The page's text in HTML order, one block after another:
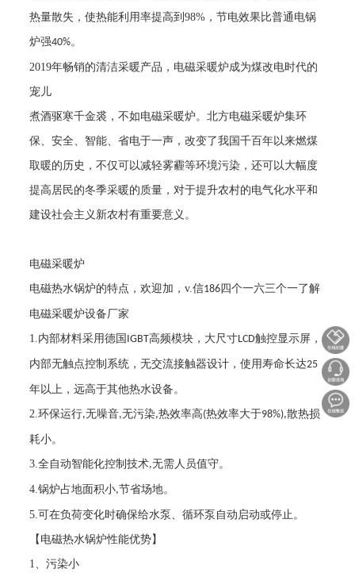
热量散失，使热能利用率提高到98% ，节电效果比普通电锅
炉强40%。
2019年畅销的清洁采暖产品，电磁采暖炉成为煤改电时代的
宠儿
煮酒驱寒千金裘，不如电磁采暖炉。北方电磁采暖炉集环
保、安全、智能、省电于一声，改变了我国千百年以来燃煤
取暖的历史，不仅可以减轻雾霾等环境污染，还可以大幅度
提高居民的冬季采暖的质量，对于提升农村的电气化水平和
建设社会主义新农村有重要意义。
电磁采暖炉
电磁热水锅炉的特点，欢迎加，v.信186四个一六三个一了解
电磁采暖炉设备厂家
1.内部材料采用德国 IGBT高频模块，大尺寸LCD触控显示屏，
内部无触点控制系统，无交流接触器设计，使用寿命长达25
年以上，远高于其他热水设备。
2.环保运行,无噪音,无污染,热效率高(热效率大于98%),散热损
耗小。
3.全自动智能化控制技术,无需人员值守。
4.锅炉占地面积小,节省场地。
5.可在负荷变化时确保给水泵、循环泵自动启动或停止。
【电磁热水锅炉性能优势】
1、污染小